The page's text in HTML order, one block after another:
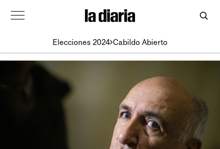
Elecciones 2024 Cabildo Abierto